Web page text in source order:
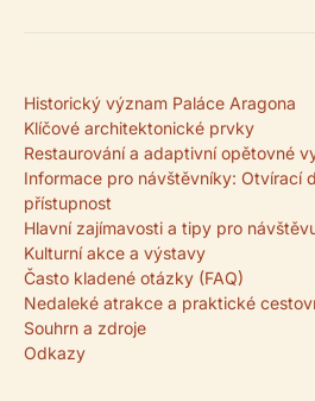
Historický význam Paláce Aragona
Klíčové architektonické prvky
Restaurování a adaptivní opětovné
Informace pro návštěvníky: Otvírací
přístupnost
Hlavní zajímavosti a tipy pro
Kulturní akce a výstavy
Často kladené otázky (FAQ)
Nedaleké atrakce a praktické
Souhrn a zdroje
Odkazy